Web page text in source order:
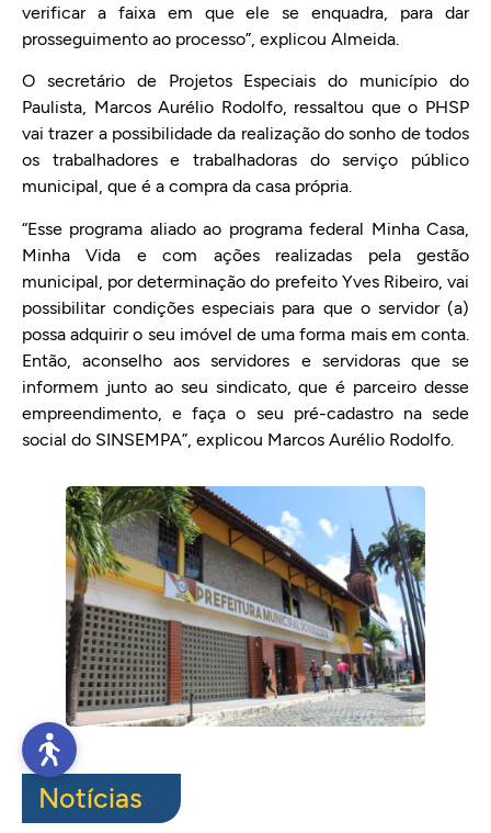
verificar a faixa em que ele se enquadra, para dar
prosseguimento ao processo”, explicou Almeida.
O secretário de Projetos Especiais do município do
Paulista, Marcos Aurélio Rodolfo, ressaltou que o PHSP
vai trazer a possibilidade da realização do sonho de todos
os trabalhadores e trabalhadoras do serviço público
municipal, que é a compra da casa própria.
“Esse programa aliado ao programa federal Minha Casa,
Minha Vida e com ações realizadas pela gestão
municipal, por determinação do prefeito Yves Ribeiro, vai
possibilitar condições especiais para que o servidor (a)
possa adquirir o seu imóvel de uma forma mais em conta.
Então, aconselho aos servidores e servidoras que se
informem junto ao seu sindicato, que é parceiro desse
empreendimento, e faça o seu pré-cadastro na sede
social do SINSEMPA”, explicou Marcos Aurélio Rodolfo.
Notícias